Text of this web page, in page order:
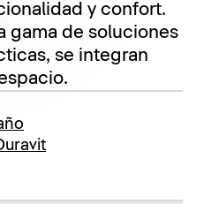
y confort.
gama de soluciones
se integran